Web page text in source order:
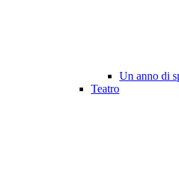
Un anno di
Teatro